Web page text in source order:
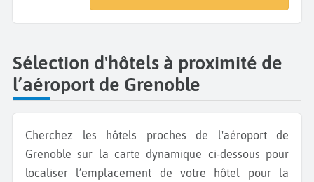
Sélection d'hôtels à proximité de
l’aéroport de Grenoble
Cherchez les hôtels proches de l'aéroport de
Grenoble sur la carte dynamique ci-dessous pour
localiser l’emplacement de votre hôtel pour la